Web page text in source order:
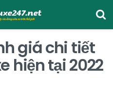
giá chi tiết
hiện tại 2022